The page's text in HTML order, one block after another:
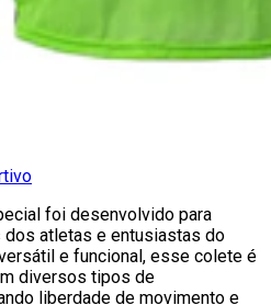
foi desenvolvido para
atletas e entusiastas do
e funcional, esse colete é
diversos tipos de
liberdade de movimento e